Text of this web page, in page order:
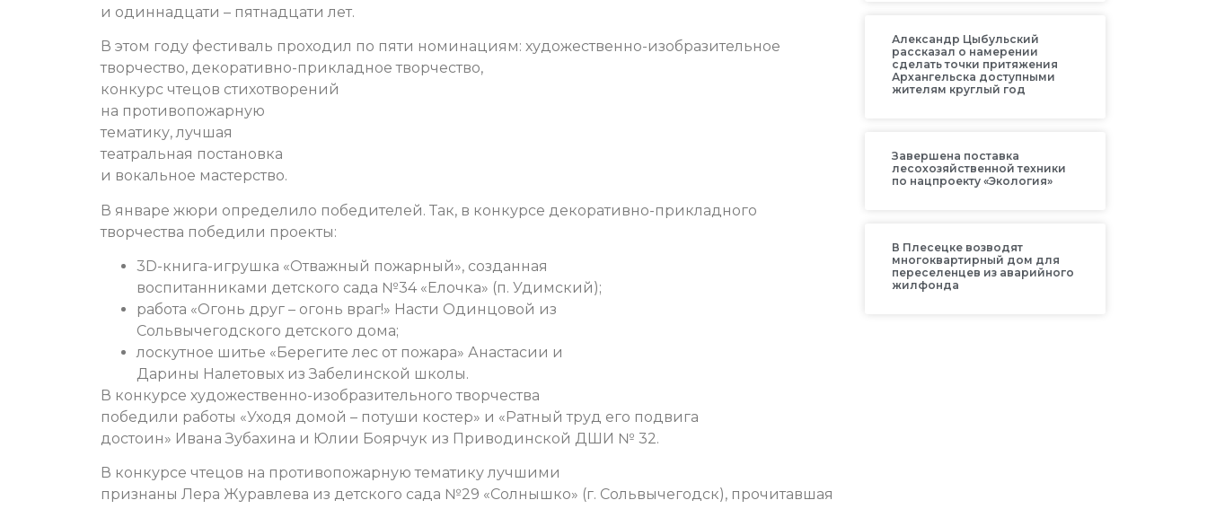
и одиннадцати – пятнадцати лет.
В этом году фестиваль проходил по пяти номинациям: художественно-изобразительное
творчество, декоративно-прикладное творчество,
конкурс чтецов стихотворений
на противопожарную
тематику, лучшая
театральная постановка
и вокальное мастерство.
В январе жюри определило победителей. Так, в конкурсе декоративно-прикладного
творчества победили проекты:
3D-книга-игрушка «Отважный пожарный», созданная
воспитанниками детского сада №34 «Елочка» (п. Удимский);
работа «Огонь друг – огонь враг!» Насти Одинцовой из
Сольвычегодского детского дома;
лоскутное шитье «Берегите лес от пожара» Анастасии и
Дарины Налетовых из Забелинской школы.
В конкурсе художественно-изобразительного творчества
победили работы «Уходя домой – потуши костер» и «Ратный труд его подвига
достоин» Ивана Зубахина и Юлии Боярчук из Приводинской ДШИ № 32.
В конкурсе чтецов на противопожарную тематику лучшими
признаны Лера Журавлева из детского сада №29 «Солнышко» (г. Сольвычегодск), прочитавшая
Александр Цыбульский
рассказал о намерении
сделать точки притяжения
Архангельска доступными
жителям круглый год
Завершена поставка
лесохозяйственной техники
по нацпроекту «Экология»
В Плесецке возводят
многоквартирный дом для
переселенцев из аварийного
жилфонда